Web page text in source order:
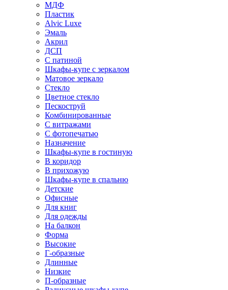
МДФ
Пластик
Alvic Luxe
Эмаль
Акрил
ДСП
С патиной
Шкафы-купе с зеркалом
Матовое зеркало
Стекло
Цветное стекло
Пескоструй
Комбинированные
С витражами
С фотопечатью
Назначение
Шкафы-купе в гостиную
В коридор
В прихожую
Шкафы-купе в спальню
Детские
Офисные
Для книг
Для одежды
На балкон
Форма
Высокие
Г-образные
Длинные
Низкие
П-образные